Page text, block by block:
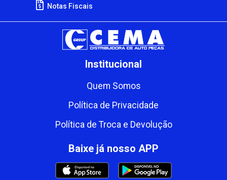
Notas Fiscais
Institucional
Quem Somos
Política de Privacidade
Política de Troca e Devolução
Baixe já nosso APP